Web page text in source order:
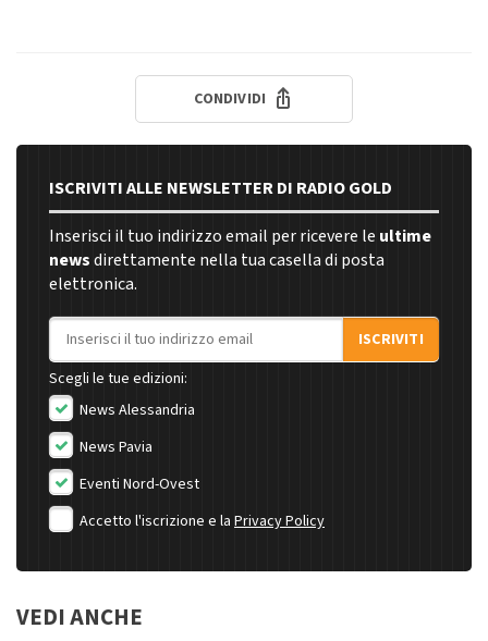
CONDIVIDI
ISCRIVITI ALLE NEWSLETTER DI RADIO GOLD
Inserisci il tuo indirizzo email per ricevere le ultime
newsdirettamente nella tua casella di posta
elettronica.
Indirizzo email
ISCRIVITI
Scegli le tue edizioni:
News Alessandria
News Pavia
Eventi Nord-Ovest
Accetto l'iscrizione e la Privacy Policy
VEDI ANCHE